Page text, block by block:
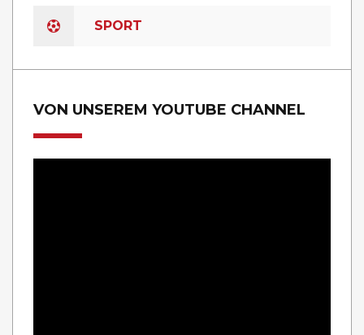
SPORT
VON UNSEREM YOUTUBE CHANNEL